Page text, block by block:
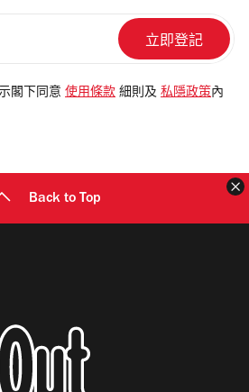
閣下同意 使用條款 細則及 私隱政策 內
Back to Top